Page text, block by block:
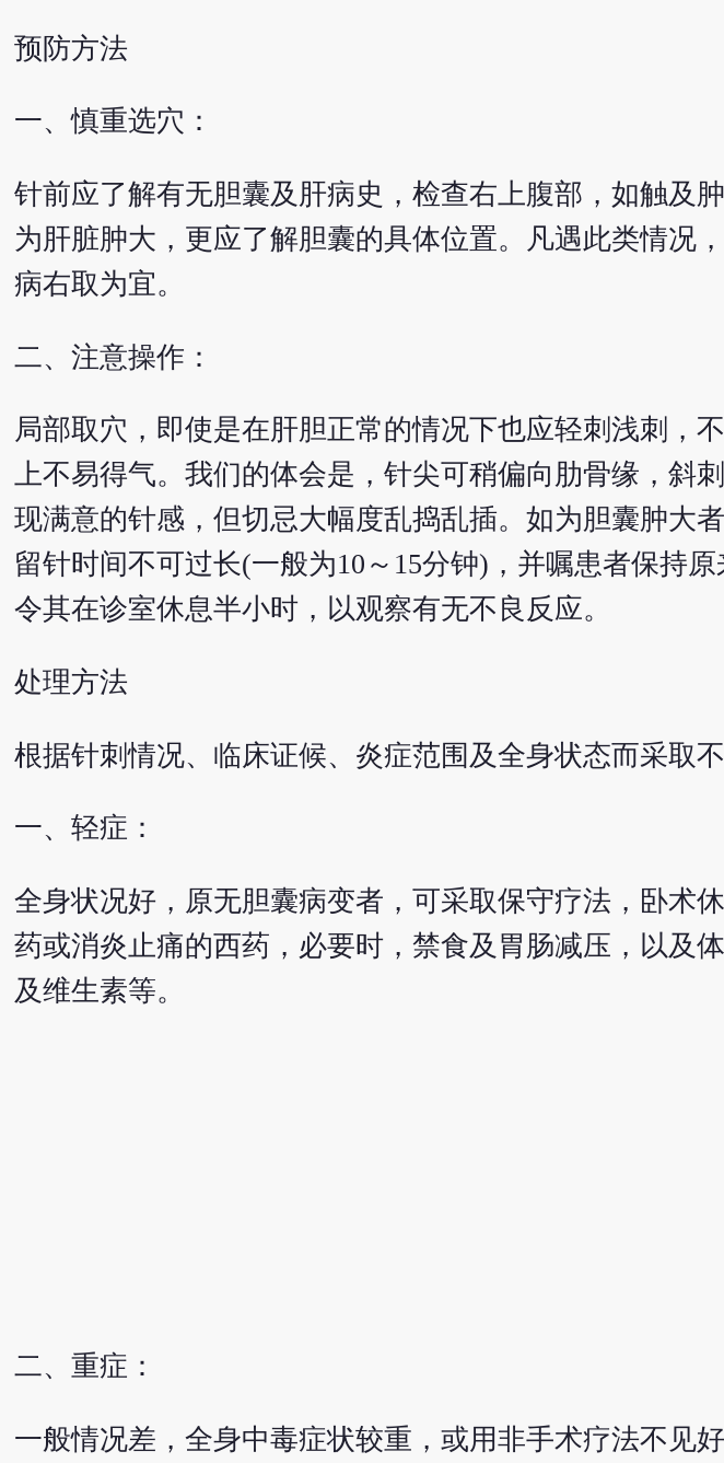
预防方法
一、慎重选穴：
针前应了解有无胆囊及肝病史，检查右上腹部，如触及
为肝脏肿大，更应了解胆囊的具体位置。凡遇此类情况
病右取为宜。
二、注意操作：
局部取穴，即使是在肝胆正常的情况下也应轻刺浅刺，
上不易得气。我们的体会是，针尖可稍偏向肋骨缘，斜
现满意的针感，但切忌大幅度乱捣乱插。如为胆囊肿大
留针时间不可过长(一般为10～15分钟)，并嘱患者保持
令其在诊室休息半小时，以观察有无不良反应。
处理方法
根据针刺情况、临床证候、炎症范围及全身状态而采取不
一、轻症：
全身状况好，原无胆囊病变者，可采取保守疗法，卧术
药或消炎止痛的西药，必要时，禁食及胃肠减压，以及
及维生素等。
二、重症：
一般情况差，全身中毒症状较重，或用非手术疗法不见